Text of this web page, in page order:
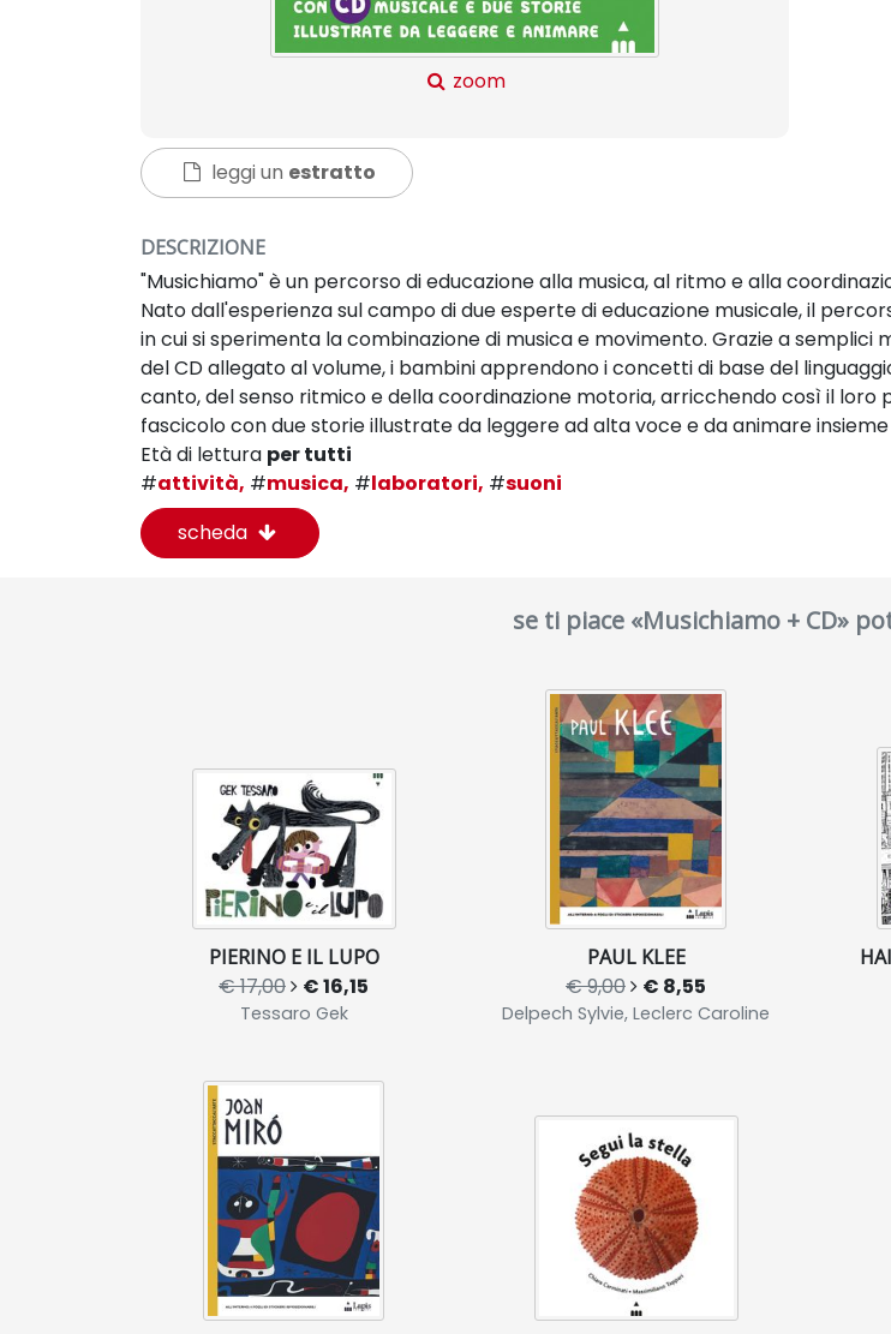
zoom
leggi un estratto
DESCRIZIONE
"Musichiamo" è un percorso di educazione alla musica, al ritmo e alla
Nato dall'esperienza sul campo di due esperte di educazione musicale, il
in cui si sperimenta la combinazione di musica e movimento. Grazie a
del CD allegato al volume, i bambini apprendono i concetti di base del
canto, del senso ritmico e della coordinazione motoria, arricchendo così il loro
fascicolo con due storie illustrate da leggere ad alta voce e da animare
Età di lettura per tutti
#attività, #musica, #laboratori, #suoni
scheda
se ti piace «Musichiamo + CD»
PIERINO E IL LUPO
€ 17,00 € 16,15
Tessaro Gek
PAUL KLEE
€ 9,00 € 8,55
Delpech Sylvie, Leclerc Caroline